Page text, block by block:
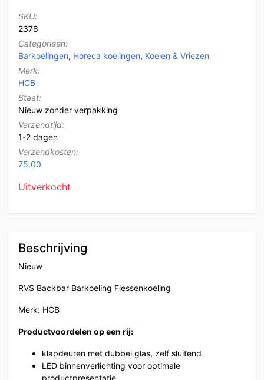
SKU:
2378
Categorieën:
Barkoelingen, Horeca koelingen, Koelen & Vriezen
Merk:
HCB
Staat:
Nieuw zonder verpakking
Verzendtijd:
1-2 dagen
Verzendkosten:
75.00
Uitverkocht
Beschrijving
Nieuw
RVS Backbar Barkoeling Flessenkoeling
Merk: HCB
Productvoordelen op een rij:
klapdeuren met dubbel glas, zelf sluitend
LED binnenverlichting voor optimale
productpresentatie